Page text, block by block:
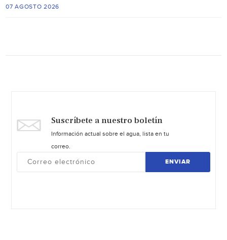
07 AGOSTO 2026
Suscríbete a nuestro boletín
Información actual sobre el agua, lista en tu
correo.
ENVIAR